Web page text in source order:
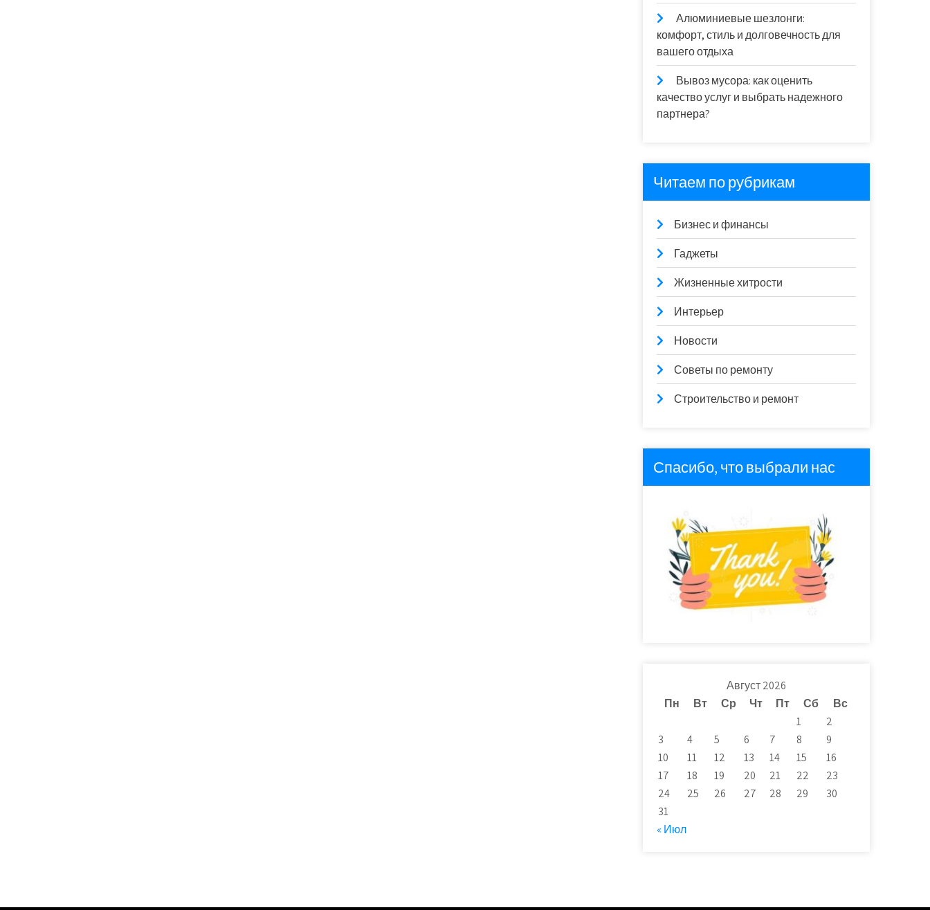
Алюминиевые шезлонги:
комфорт, стиль и долговечность для
вашего отдыха
Вывоз мусора: как оценить
качество услуг и выбрать надежного
партнера?
Читаем по рубрикам
Бизнес и финансы
Гаджеты
Жизненные хитрости
Интерьер
Новости
Советы по ремонту
Строительство и ремонт
Спасибо, что выбрали нас
Август 2026
Пн
Вт Ср Чт Пт Сб
Вс
1
2
3
4 5 6 7 8
9
10
11 12 13 14 15
16
17
18 19 20 21 22
23
24
25 26 27 28 29
30
31
« Июл